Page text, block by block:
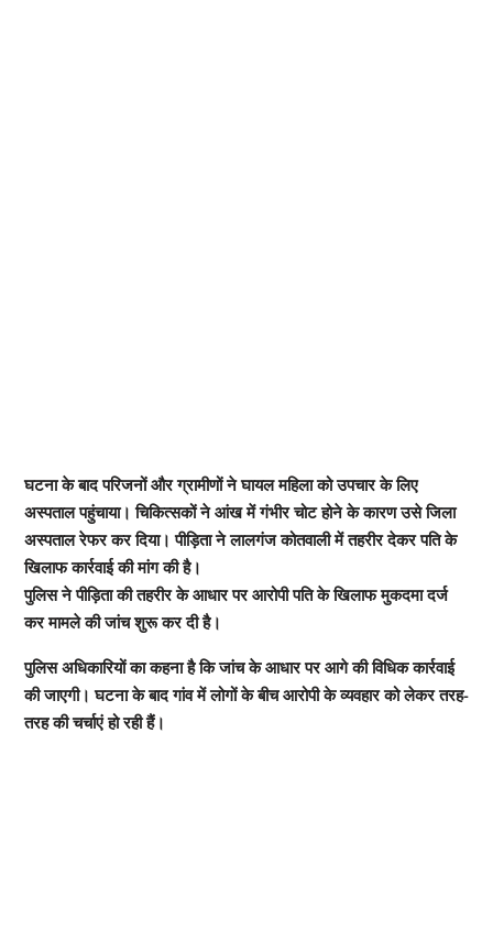
घटना के बाद परिजनों और ग्रामीणों ने घायल महिला को उपचार के लिए
अस्पताल पहुंचाया। चिकित्सकों ने आंख में गंभीर चोट होने के कारण उसे जिला
अस्पताल रेफर कर दिया। पीड़िता ने लालगंज कोतवाली में तहरीर देकर पति के
खिलाफ कार्रवाई की मांग की है।
पुलिस ने पीड़िता की तहरीर के आधार पर आरोपी पति के खिलाफ मुकदमा दर्ज
कर मामले की जांच शुरू कर दी है।
पुलिस अधिकारियों का कहना है कि जांच के आधार पर आगे की विधिक कार्रवाई
की जाएगी। घटना के बाद गांव में लोगों के बीच आरोपी के व्यवहार को लेकर तरह-
तरह की चर्चाएं हो रही हैं।